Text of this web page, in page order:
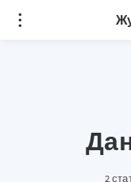
2